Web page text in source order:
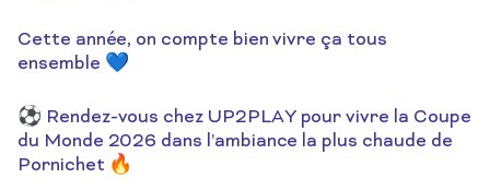
Cette année, on compte bien vivre ça tous
ensemble 💙
⚽ Rendez-vous chez UP2PLAY pour vivre la Coupe
du Monde 2026 dans l’ambiance la plus chaude de
Pornichet 🔥